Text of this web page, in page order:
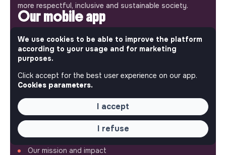
more respectful, inclusive and sustainable society.
Our mobile app
Get jobs that make sense on your phone so you never
miss an opportunity.
ABOUT
Our mission and impact
We use cookies to be able to improve the platform
according to your usage and for marketing
purposes.
Click accept for the best user experience on our app.
Cookies parameters.
I accept
I refuse